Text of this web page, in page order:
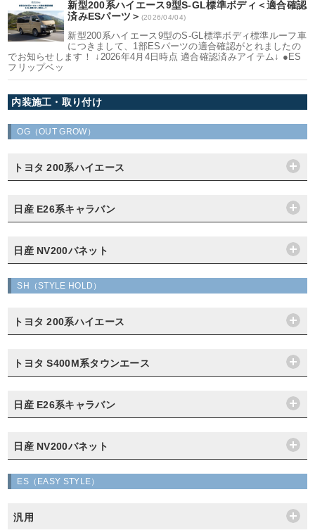
新型200系ハイエース9型S-GL標準ボディ＜適合確認
済みESパーツ＞ (2026/04/04)
新型200系ハイエース9型のS-GL標準ボディ標準ルーフ車
につきまして、1部ESパーツの適合確認がとれましたの
でお知らせします！ ↓2026年4月4日時点 適合確認済みアイテム↓ ●ES
フリップベッ
内装施工・取り付け
OG（OUT GROW）
トヨタ 200系ハイエース
日産 E26系キャラバン
日産 NV200バネット
SH（STYLE HOLD）
トヨタ 200系ハイエース
トヨタ S400M系タウンエース
日産 E26系キャラバン
日産 NV200バネット
ES（EASY STYLE）
汎用